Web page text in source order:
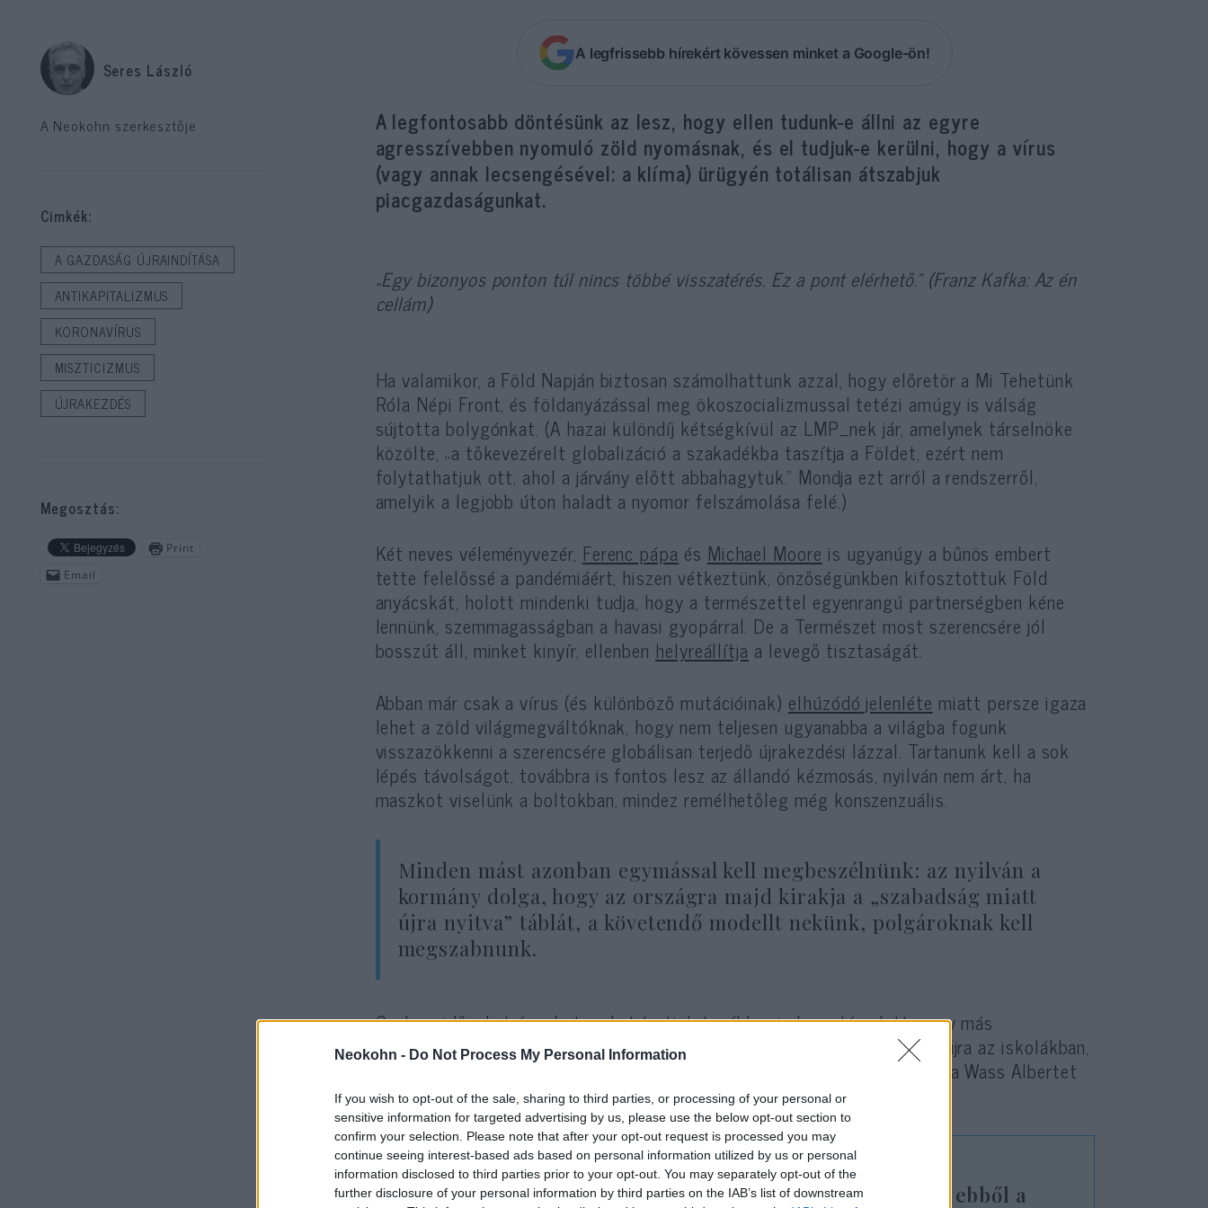
Neokohn - Do Not Process My Personal Information
If you wish to opt-out of the sale, sharing to third parties, or processing of your personal or
sensitive information for targeted advertising by us, please use the below opt-out section to
confirm your selection. Please note that after your opt-out request is processed you may
continue seeing interest-based ads based on personal information utilized by us or personal
information disclosed to third parties prior to your opt-out. You may separately opt-out of the
further disclosure of your personal information by third parties on the IAB’s list of downstream
A legfrissebb hírekért kövessen minket a Google-ön!
A legfontosabb döntésünk az lesz, hogy ellen tudunk-e állni az egyre
agresszívebben nyomuló zöld nyomásnak, és el tudjuk-e kerülni, hogy a vírus
(vagy annak lecsengésével: a klíma) ürügyén totálisan átszabjuk
piacgazdaságunkat.
„Egy bizonyos ponton túl nincs többé visszatérés. Ez a pont elérhető.” (Franz Kafka: Az én
cellám)
Ha valamikor, a Föld Napján biztosan számolhattunk azzal, hogy előretör a Mi Tehetünk
Róla Népi Front, és földanyázással meg ökoszocializmussal tetézi amúgy is válság
sújtotta bolygónkat. (A hazai különdíj kétségkívül az LMP_nek jár, amelynek társelnöke
közölte, „a tőkevezérelt globalizáció a szakadékba taszítja a Földet, ezért nem
folytathatjuk ott, ahol a járvány előtt abbahagytuk.” Mondja ezt arról a rendszerről,
amelyik a legjobb úton haladt a nyomor felszámolása felé.)
Két neves véleményvezér, Ferenc pápa és Michael Moore is ugyanúgy a bűnös embert
tette felelőssé a pandémiáért, hiszen vétkeztünk, önzőségünkben kifosztottuk Föld
anyácskát, holott mindenki tudja, hogy a természettel egyenrangú partnerségben kéne
lennünk, szemmagasságban a havasi gyopárral. De a Természet most szerencsére jól
bosszút áll, minket kinyír, ellenben helyreállítja a levegő tisztaságát.
Abban már csak a vírus (és különböző mutációinak) elhúzódó jelenléte miatt persze igaza
lehet a zöld világmegváltóknak, hogy nem teljesen ugyanabba a világba fogunk
visszazökkenni a szerencsére globálisan terjedő újrakezdési lázzal. Tartanunk kell a sok
lépés távolságot, továbbra is fontos lesz az állandó kézmosás, nyilván nem árt, ha
maszkot viselünk a boltokban, mindez remélhetőleg még konszenzuális.
Minden mást azonban egymással kell megbeszélnünk: az nyilván a
kormány dolga, hogy az országra majd kirakja a „szabadság miatt
újra nyitva” táblát, a követendő modellt nekünk, polgároknak kell
megszabnunk.
Csak az időseket és a betegeket tartjuk továbbra is karantén alatt, vagy más
csoportokat is? Minden bolt kinyithat? Milyen logisztikával oktassunk újra az iskolákban,
tartsunk két külön órát a fél-fél osztálynak? És felvegyük-e maszkot, ha Wass Albertet
tanítjuk?
Sötét babonákkal nem kecmergünk ki ebből a
Seres László
A Neokohn szerkesztője
Cimkék:
A GAZDASÁG ÚJRAINDÍTÁSA
ANTIKAPITALIZMUS
KORONAVÍRUS
MISZTICIZMUS
ÚJRAKEZDÉS
Megosztás:
Print
Email